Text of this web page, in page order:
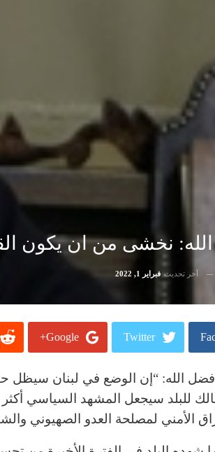
الله: نخشى من ان يكون
آخر تحديث فبراير 1, 2022
Twitter
Google+
فضل الله: “إن الوضع في لبنان
للبلد سيجعل المشهد السياسي
الأمني لمصلحة العدو الصهيوني